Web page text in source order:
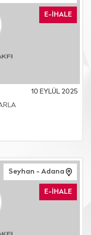
E-İHALE
10 EYLÜL 2025
Seyhan - Adana
E-İHALE